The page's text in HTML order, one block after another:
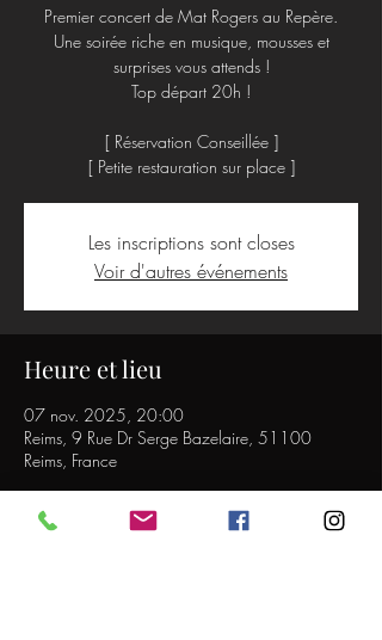
Premier concert de Mat Rogers au Repère.
Une soirée riche en musique, mousses et
surprises vous attends !
Top départ 20h !
[ Réservation Conseillée ]
[ Petite restauration sur place ]
Les inscriptions sont closes
Voir d'autres événements
Heure et lieu
07 nov. 2025, 20:00
Reims, 9 Rue Dr Serge Bazelaire, 51100
Reims, France